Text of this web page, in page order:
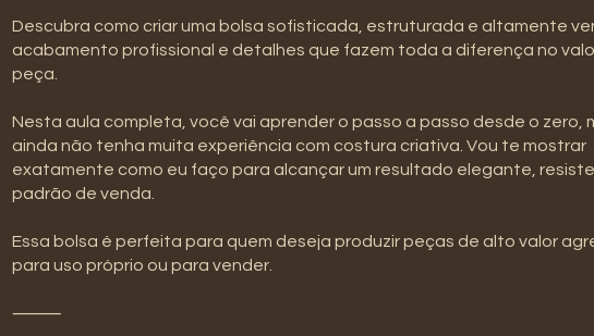
Descubra como criar uma bolsa sofisticada, estruturada e altamente
acabamento profissional e detalhes que fazem toda a diferença no
peça.
Nesta aula completa, você vai aprender o passo a passo desde o zero,
ainda não tenha muita experiência com costura criativa. Vou te mostrar
exatamente como eu faço para alcançar um resultado elegante,
padrão de venda.
Essa bolsa é perfeita para quem deseja produzir peças de alto valor
para uso próprio ou para vender.
⸻